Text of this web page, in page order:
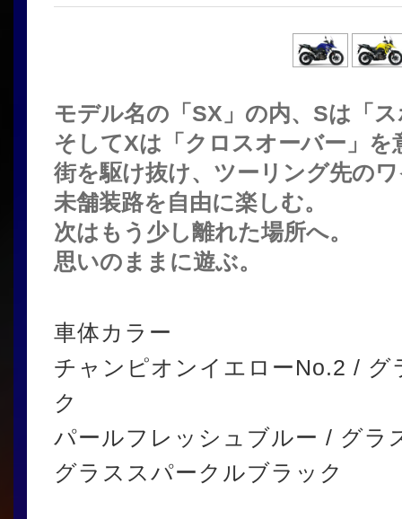
モデル名の「SX」の内、Sは「
そしてXは「クロスオーバー」を
街を駆け抜け、ツーリング先の
未舗装路を自由に楽しむ。
次はもう少し離れた場所へ。
思いのままに遊ぶ。
車体カラー
チャンピオンイエローNo.2 / グ
ク
パールフレッシュブルー / グラ
グラススパークルブラック